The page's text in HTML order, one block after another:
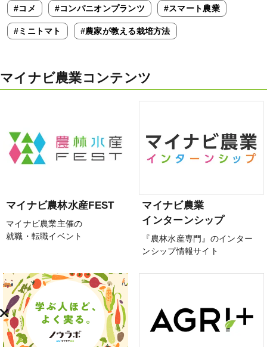
#コメ #コンパニオンプランツ #スマート農業
#ミニトマト #農家が教える栽培方法
マイナビ農業コンテンツ
マイナビ農林水産FEST
マイナビ農業主催の
就職・転職イベント
マイナビ農業
インターンシップ
『農林水産専門』のインター
ンシップ情報サイト